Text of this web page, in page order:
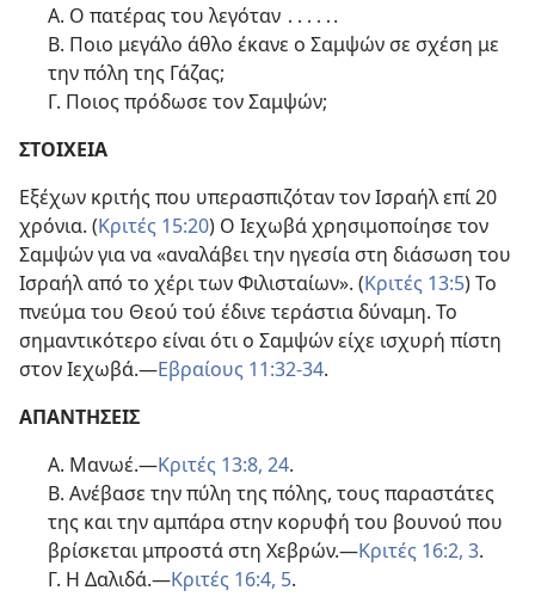
Α. Ο πατέρας του λεγόταν ․․․․․.
Β. Ποιο μεγάλο άθλο έκανε ο Σαμψών σε σχέση με
την πόλη της Γάζας;
Γ. Ποιος πρόδωσε τον Σαμψών;
ΣΤΟΙΧΕΙΑ
Εξέχων κριτής που υπερασπιζόταν τον Ισραήλ επί 20
χρόνια. (Κριτές 15:20) Ο Ιεχωβά χρησιμοποίησε τον
Σαμψών για να «αναλάβει την ηγεσία στη διάσωση του
Ισραήλ από το χέρι των Φιλισταίων». (Κριτές 13:5) Το
πνεύμα του Θεού τού έδινε τεράστια δύναμη. Το
σημαντικότερο είναι ότι ο Σαμψών είχε ισχυρή πίστη
στον Ιεχωβά.​—Εβραίους 11:32‐34.
ΑΠΑΝΤΗΣΕΙΣ
Α. Μανωέ.​—Κριτές 13:8, 24.
Β. Ανέβασε την πύλη της πόλης, τους παραστάτες
της και την αμπάρα στην κορυφή του βουνού που
βρίσκεται μπροστά στη Χεβρών.​—Κριτές 16:2, 3.
Γ. Η Δαλιδά.​—Κριτές 16:4, 5.